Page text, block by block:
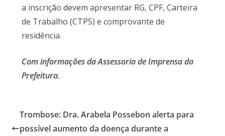
a inscrição devem apresentar RG, CPF, Carteira
de Trabalho (CTPS) e comprovante de
residência.
Com informações da Assessoria de Imprensa da
Prefeitura.
Trombose: Dra. Arabela Possebon alerta para
possível aumento da doença durante a